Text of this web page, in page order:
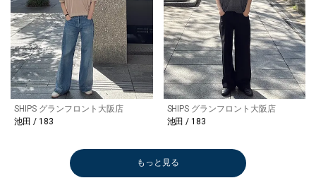
SHIPS グランフロント大阪店
池田 / 183
SHIPS グランフロント大阪店
池田 / 183
もっと見る